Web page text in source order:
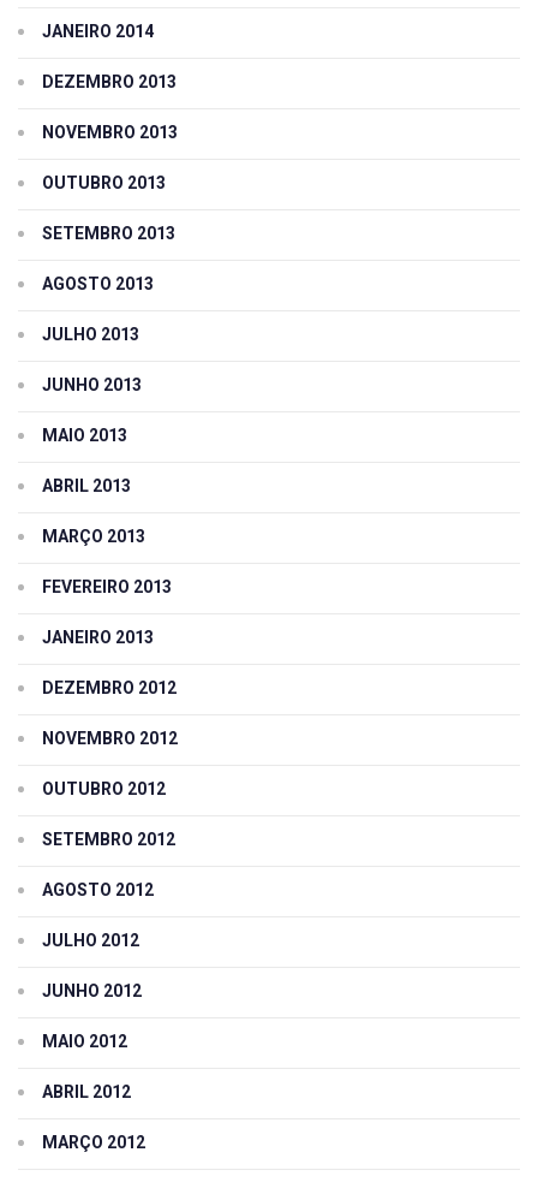
JANEIRO 2014
DEZEMBRO 2013
NOVEMBRO 2013
OUTUBRO 2013
SETEMBRO 2013
AGOSTO 2013
JULHO 2013
JUNHO 2013
MAIO 2013
ABRIL 2013
MARÇO 2013
FEVEREIRO 2013
JANEIRO 2013
DEZEMBRO 2012
NOVEMBRO 2012
OUTUBRO 2012
SETEMBRO 2012
AGOSTO 2012
JULHO 2012
JUNHO 2012
MAIO 2012
ABRIL 2012
MARÇO 2012